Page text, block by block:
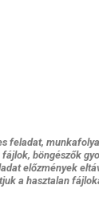
feladat,
böngészők
előzmények
a hasztalan